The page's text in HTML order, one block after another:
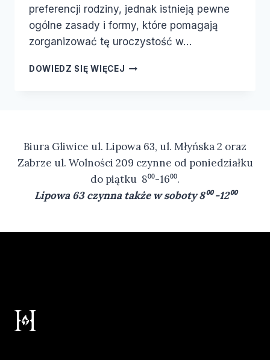
preferencji rodziny, jednak istnieją pewne
ogólne zasady i formy, które pomagają
zorganizować tę uroczystość w…
DOWIEDZ SIĘ WIĘCEJ
Biura Gliwice ul. Lipowa 63, ul. Młyńska 2 oraz
Zabrze ul. Wolności 209 czynne od poniedziałku
do piątku 8⁰⁰-16⁰⁰.
Lipowa 63 czynna także w soboty 8⁰⁰ -12⁰⁰